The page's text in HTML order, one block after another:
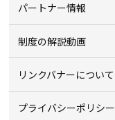
パートナー情報
制度の解説動画
リンクバナーについて
プライバシーポリシー